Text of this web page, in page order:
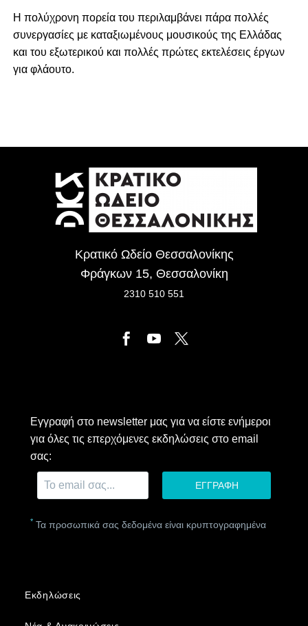
Η πολύχρονη πορεία του περιλαμβάνει πάρα πολλές
συνεργασίες με καταξιωμένους μουσικούς της Ελλάδας
και του εξωτερικού και πολλές πρώτες εκτελέσεις έργων
για φλάουτο.
Κρατικό Ωδείο Θεσσαλονίκης
Φράγκων 15, Θεσσαλονίκη
2310 510 551
Εγγραφή στο newsletter μας για να είστε ενήμεροι
για όλες τις επερχόμενες εκδηλώσεις στο email
σας:
* Τα προσωπικά σας δεδομένα είναι κρυπτογραφημένα
Εκδηλώσεις